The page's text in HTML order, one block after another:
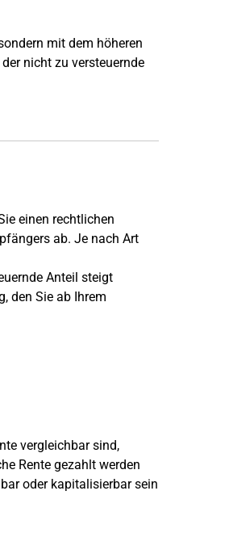
mit dem höheren
nicht zu versteuernde
einen rechtlichen
ab. Je nach Art
Anteil steigt
den Sie ab Ihrem
vergleichbar sind,
Rente gezahlt werden
oder kapitalisierbar sein